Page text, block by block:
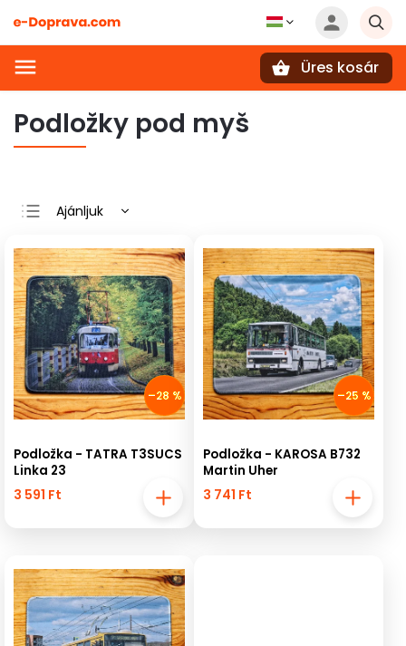
Üres kosár
Podložky pod myš
Ajánljuk
Legdrágább
Legnépszerűbb
termékek
ABC szerint
–28 %
Podložka - TATRA T3SUCS
Linka 23
3 591 Ft
–25 %
Podložka - KAROSA B732
Martin Uher
3 741 Ft